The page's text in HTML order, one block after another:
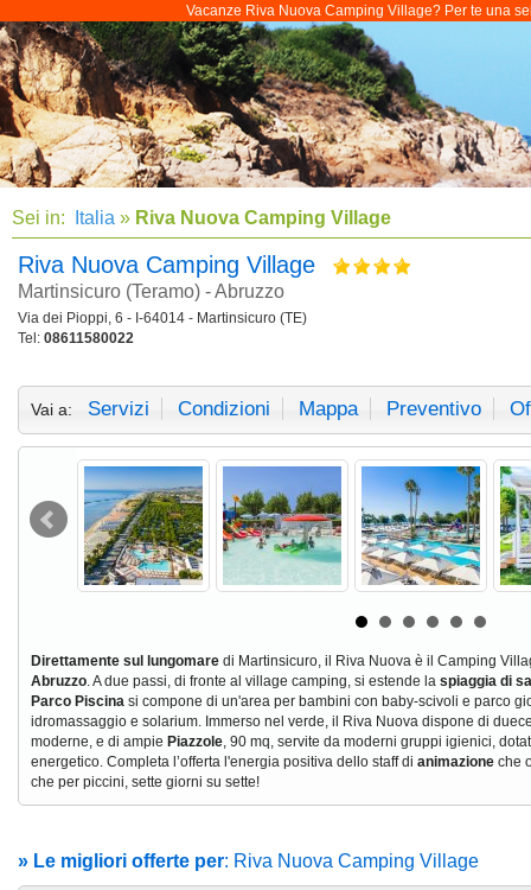
Vacanze Riva Nuova Camping Village? Per te una
Sei in: Italia » Riva Nuova Camping Village
Riva Nuova Camping Village
Martinsicuro (Teramo) - Abruzzo
Via dei Pioppi, 6 - I-64014 - Martinsicuro (TE)
Tel: 08611580022
Vai a: Servizi Condizioni Mappa Preventivo
Direttamente sul lungomare di Martinsicuro, il Riva Nuova è il Camping
Abruzzo. A due passi, di fronte al village camping, si estende la spiaggia di
Parco Piscina si compone di un'area per bambini con baby-scivoli e parco
idromassaggio e solarium. Immerso nel verde, il Riva Nuova dispone di
moderne, e di ampie Piazzole, 90 mq, servite da moderni gruppi igienici,
energetico. Completa l’offerta l'energia positiva dello staff di animazione che
che per piccini, sette giorni su sette!
» Le migliori offerte per: Riva Nuova Camping Village